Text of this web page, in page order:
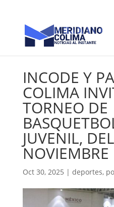
INCODE Y
COLIMA
TORNEO DE
JUVENIL,
NOVIEMBRE
Oct 30, 2025 | deportes,